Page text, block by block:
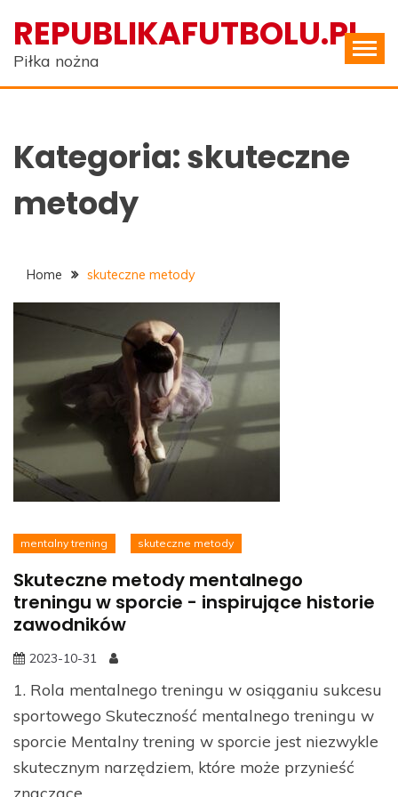
content
REPUBLIKAFUTBOLU.PL
Piłka nożna
Kategoria:skuteczne
metody
Home skuteczne metody
mentalny trening skuteczne metody
Skuteczne metody mentalnego
treningu w sporcie - inspirujące historie
zawodników
2023-10-31
1. Rola mentalnego treningu w osiąganiu sukcesu
sportowego Skuteczność mentalnego treningu w
sporcie Mentalny trening w sporcie jest niezwykle
skutecznym narzędziem, które może przynieść
znaczące